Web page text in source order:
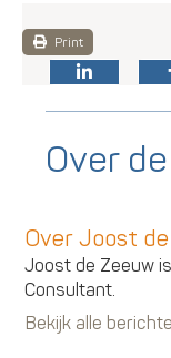
Print
Over
Over Joost
Joost de Zeeuw
Consultant.
Bekijk alle